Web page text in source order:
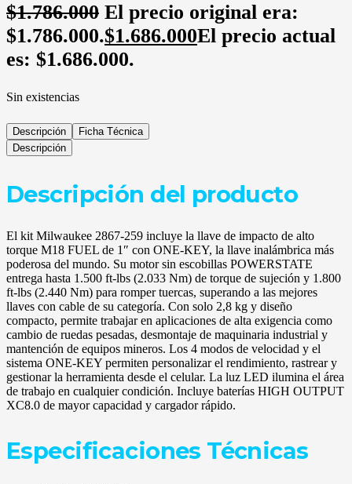
$1.786.000 El precio original era:
$1.786.000.$1.686.000El precio actual
es: $1.686.000.
Sin existencias
Descripción
Ficha Técnica
Descripción
Descripción del producto
El kit Milwaukee 2867-259 incluye la llave de impacto de alto
torque M18 FUEL de 1″ con ONE-KEY, la llave inalámbrica más
poderosa del mundo. Su motor sin escobillas POWERSTATE
entrega hasta 1.500 ft-lbs (2.033 Nm) de torque de sujeción y 1.800
ft-lbs (2.440 Nm) para romper tuercas, superando a las mejores
llaves con cable de su categoría. Con solo 2,8 kg y diseño
compacto, permite trabajar en aplicaciones de alta exigencia como
cambio de ruedas pesadas, desmontaje de maquinaria industrial y
mantención de equipos mineros. Los 4 modos de velocidad y el
sistema ONE-KEY permiten personalizar el rendimiento, rastrear y
gestionar la herramienta desde el celular. La luz LED ilumina el área
de trabajo en cualquier condición. Incluye baterías HIGH OUTPUT
XC8.0 de mayor capacidad y cargador rápido.
Especificaciones Técnicas